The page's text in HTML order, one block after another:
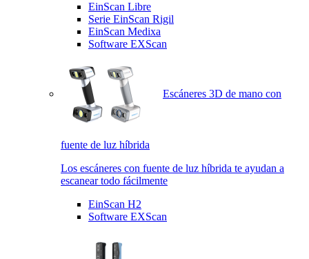
EinScan Libre
Serie EinScan Rigil
EinScan Medixa
Software EXScan
Escáneres 3D de mano con
fuente de luz híbrida
Los escáneres con fuente de luz híbrida te ayudan a
escanear todo fácilmente
EinScan H2
Software EXScan